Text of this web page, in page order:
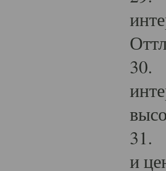
30.
31.
и